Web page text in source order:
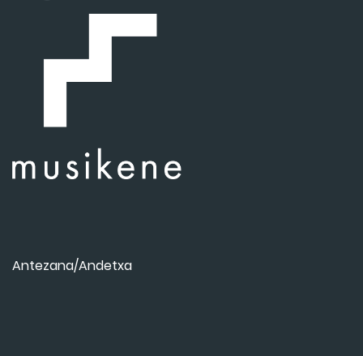
Antezana/Andetxa